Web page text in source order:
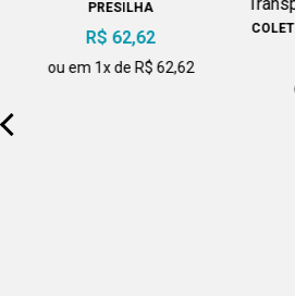
PRESILHA
R$ 62,62
ou em 1x de R$ 62,62